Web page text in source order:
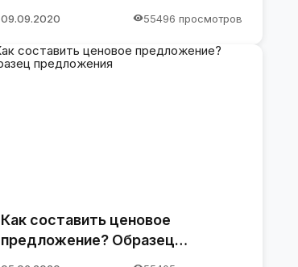
09.09.2020 55496 просмотров
Как составить ценовое
предложение? Образец